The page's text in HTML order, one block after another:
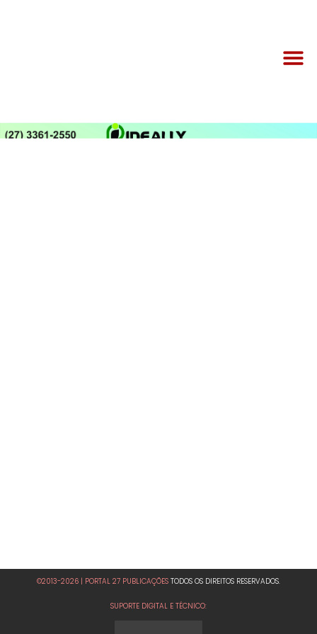
©2013-2026 | PORTAL 27 PUBLICAÇÕES TODOS OS DIREITOS RESERVADOS.
SUPORTE DIGITAL E TÉCNICO: